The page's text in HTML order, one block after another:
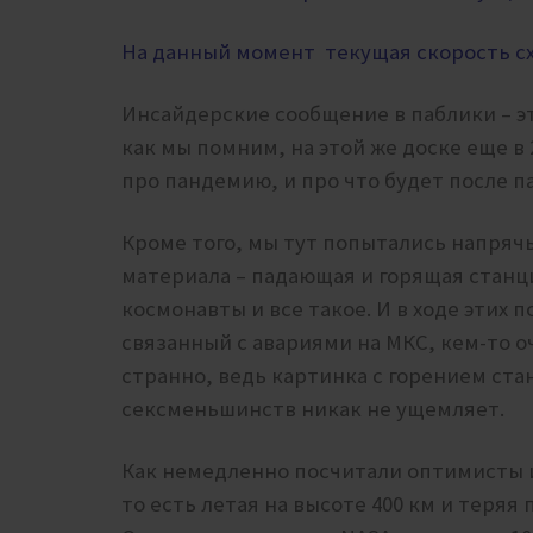
На данный момент текущая скорость
Инсайдерские сообщение в паблики –
как мы помним, на этой же доске еще в
про пандемию, и про что будет после
Кроме того, мы тут попытались
материала – падающая и горящая
космонавты и все такое. И в ходе этих
связанный с авариями на МКС, кем-то
странно, ведь картинка с горением
сексменьшинств никак не ущемляет.
Как немедленно посчитали оптимисты
то есть летая на высоте 400 км и